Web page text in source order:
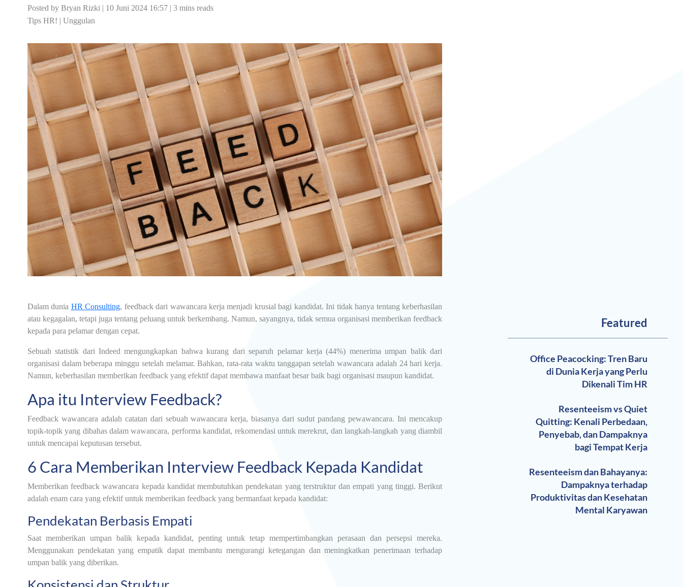
Posted by Bryan Rizki | 10 Juni 2024 16:57 | 3 mins reads
Tips HR! | Unggulan
Dalam dunia HR Consulting, feedback dari wawancara kerja menjadi krusial bagi kandidat. Ini tidak hanya tentang keberhasilan
atau kegagalan, tetapi juga tentang peluang untuk berkembang. Namun, sayangnya, tidak semua organisasi memberikan feedback
kepada para pelamar dengan cepat.
Sebuah statistik dari Indeed mengungkapkan bahwa kurang dari separuh pelamar kerja (44%) menerima umpan balik dari
organisasi dalam beberapa minggu setelah melamar. Bahkan, rata-rata waktu tanggapan setelah wawancara adalah 24 hari kerja.
Namun, keberhasilan memberikan feedback yang efektif dapat membawa manfaat besar baik bagi organisasi maupun kandidat.
Apa itu Interview Feedback?
Feedback wawancara adalah catatan dari sebuah wawancara kerja, biasanya dari sudut pandang pewawancara. Ini mencakup
topik-topik yang dibahas dalam wawancara, performa kandidat, rekomendasi untuk merekrut, dan langkah-langkah yang diambil
untuk mencapai keputusan tersebut.
6 Cara Memberikan Interview Feedback Kepada Kandidat
Memberikan feedback wawancara kepada kandidat membutuhkan pendekatan yang terstruktur dan empati yang tinggi. Berikut
adalah enam cara yang efektif untuk memberikan feedback yang bermanfaat kepada kandidat:
Pendekatan Berbasis Empati
Saat memberikan umpan balik kepada kandidat, penting untuk tetap mempertimbangkan perasaan dan persepsi mereka.
Menggunakan pendekatan yang empatik dapat membantu mengurangi ketegangan dan meningkatkan penerimaan terhadap
umpan balik yang diberikan.
Featured
Office Peacocking: Tren Baru
di Dunia Kerja yang Perlu
Dikenali Tim HR
Resenteeism vs Quiet
Quitting: Kenali Perbedaan,
Penyebab, dan Dampaknya
bagi Tempat Kerja
Resenteeism dan Bahayanya:
Dampaknya terhadap
Produktivitas dan Kesehatan
Mental Karyawan